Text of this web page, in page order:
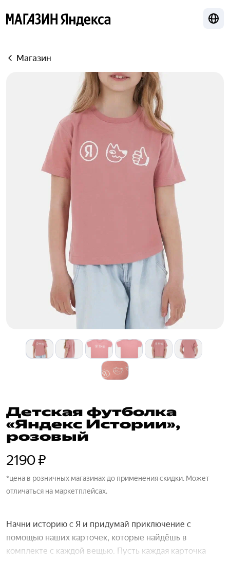
Яндекс
Магазин
Детская футболка
«Яндекс Истории»,
розовый
2190 ₽
*цена в розничных магазинах до применения скидки. Может
отличаться на маркетплейсах.
Начни историю с Я и придумай приключение с
помощью наших карточек, которые найдёшь в
комплекте с каждой вещью. Пусть каждая карточка